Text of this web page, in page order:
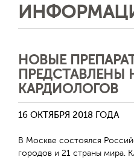
НОВЫЕ
КАРДИОЛОГОВ
16 ОКТЯБРЯ 2018 ГОДА
В Москве состоялся
городов и 21 страны мира.